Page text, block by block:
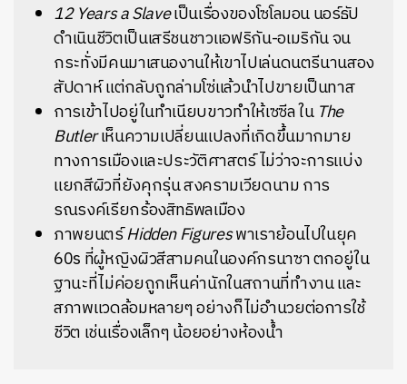
12 Years a Slaveเป็นเรื่องของโซโลมอน นอร์ธัป
ดำเนินชีวิตเป็นเสรีชนชาวแอฟริกัน-อเมริกัน จน
กระทั่งมีคนมาเสนองานให้เขาไปเล่นดนตรีนานสอง
สัปดาห์ แต่กลับถูกล่ามโซ่แล้วนำไปขายเป็นทาส
การเข้าไปอยู่ในทำเนียบขาวทำให้เซซีล ใน The
Butlerเห็นความเปลี่ยนแปลงที่เกิดขึ้นมากมาย
ทางการเมืองและประวัติศาสตร์ ไม่ว่าจะการแบ่ง
แยกสีผิวที่ยังคุกรุ่น สงครามเวียดนาม การ
รณรงค์เรียกร้องสิทธิพลเมือง
ภาพยนตร์Hidden Figuresพาเราย้อนไปในยุค
60s ที่ผู้หญิงผิวสีสามคนในองค์กรนาซา ตกอยู่ใน
ฐานะที่ไม่ค่อยถูกเห็นค่านักในสถานที่ทำงาน และ
สภาพแวดล้อมหลายๆ อย่างก็ไม่อำนวยต่อการใช้
ชีวิต เช่นเรื่องเล็กๆ น้อยอย่างห้องน้ำ